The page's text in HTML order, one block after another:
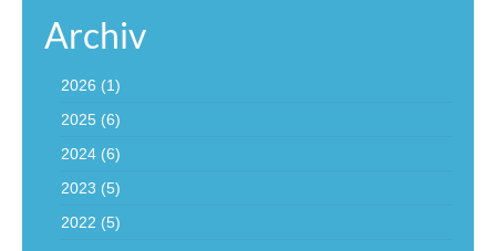
Archiv
2026 (1)
2025 (6)
2024 (6)
2023 (5)
2022 (5)